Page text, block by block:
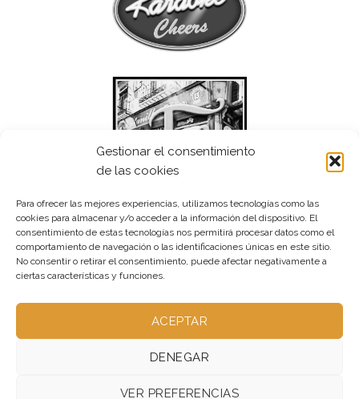
Gestionar el consentimiento
de las cookies
Para ofrecer las mejores experiencias, utilizamos tecnologías como las
cookies para almacenar y/o acceder a la información del dispositivo. El
consentimiento de estas tecnologías nos permitirá procesar datos como el
comportamiento de navegación o las identificaciones únicas en este sitio.
No consentir o retirar el consentimiento, puede afectar negativamente a
ciertas características y funciones.
ACEPTAR
DENEGAR
VER PREFERENCIAS